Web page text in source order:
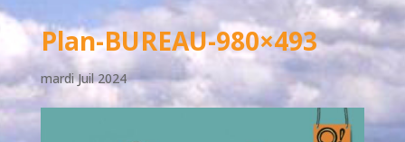
Plan-BUREAU-980×493
mardi Juil 2024